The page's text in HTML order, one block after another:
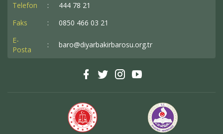
Telefon
:
444 78 21
Faks
:
0850 466 03 21
E-
Posta
: baro@diyarbakirbarosu.org.tr